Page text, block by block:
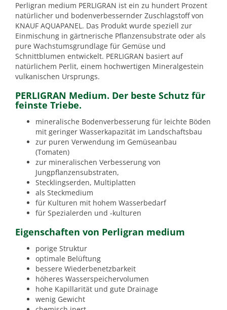
Perligran medium PERLIGRAN ist ein zu hundert Prozent
natürlicher und bodenverbessernder Zuschlagstoff von
KNAUF AQUAPANEL. Das Produkt wurde speziell zur
Einmischung in gärtnerische Pflanzensubstrate oder als
pure Wachstumsgrundlage für Gemüse und
Schnittblumen entwickelt. PERLIGRAN basiert auf
natürlichem Perlit, einem hochwertigen Mineralgestein
vulkanischen Ursprungs.
PERLIGRAN Medium. Der beste Schutz für
feinste Triebe.
mineralische Bodenverbesserung für leichte Böden
mit geringer Wasserkapazität im Landschaftsbau
zur puren Verwendung im Gemüseanbau
(Tomaten)
zur mineralischen Verbesserung von
Jungpflanzensubstraten,
Stecklingserden, Multiplatten
als Steckmedium
für Kulturen mit hohem Wasserbedarf
für Spezialerden und -kulturen
Eigenschaften von Perligran medium
porige Struktur
optimale Belüftung
bessere Wiederbenetzbarkeit
höheres Wasserspeichervolumen
hohe Kapillarität und gute Drainage
wenig Gewicht